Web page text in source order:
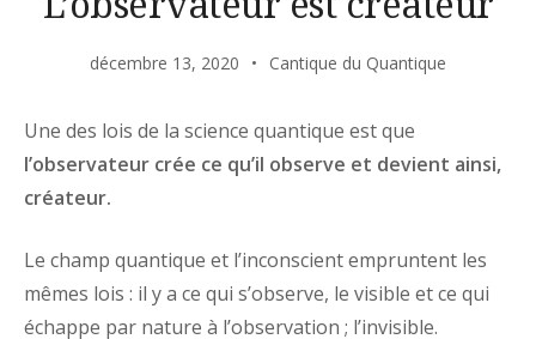
décembre 13, 2020 Cantique du Quantique
Une des lois de la science quantique est que
l’observateur crée ce qu’il observe et devient ainsi,
créateur.
Le champ quantique et l’inconscient empruntent les
mêmes lois : il y a ce qui s’observe, le visible et ce qui
échappe par nature à l’observation ; l’invisible.